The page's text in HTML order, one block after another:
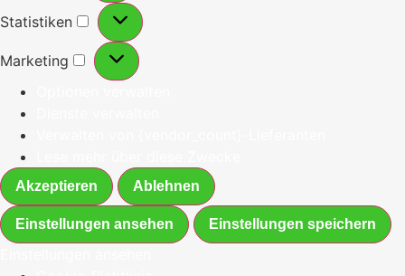
Statistiken
Marketing
Akzeptieren Ablehnen
Einstellungen ansehen Einstellungen speichern